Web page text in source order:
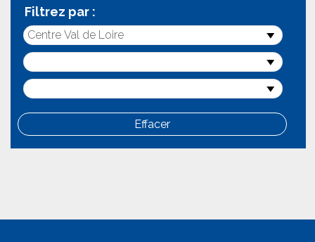
Filtrez par :
Effacer